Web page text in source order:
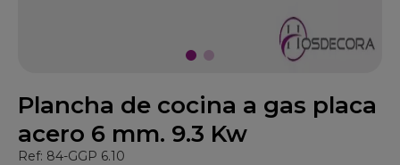
Plancha de cocina a gas placa
acero 6 mm. 9.3 Kw
Ref: 84-GGP 6.10